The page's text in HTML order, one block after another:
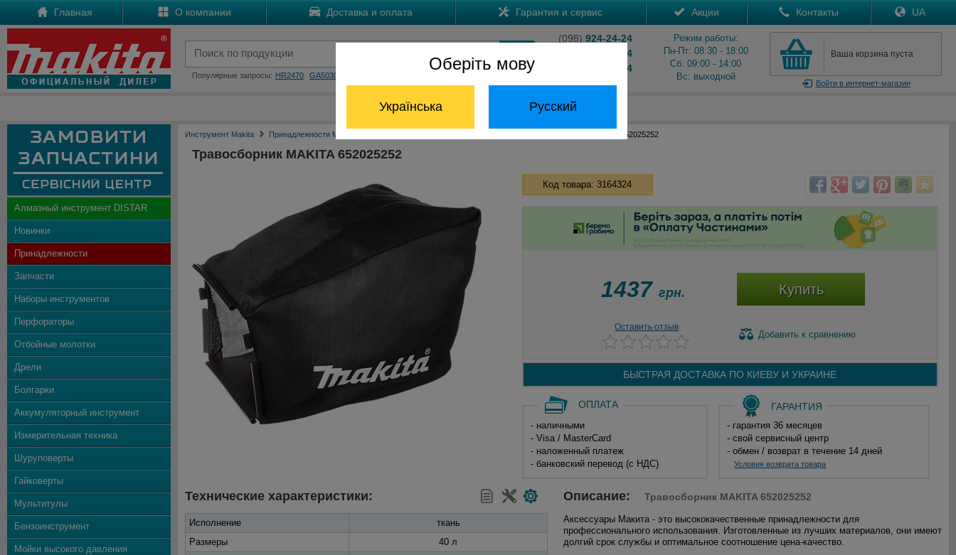
Оберіть мову
Українська Русский
Главная О компании Доставка и оплата Гарантия и сервис Акции Контакты UA
Популярные запросы: HR2470 GA5030
(098) 924-24-24
204-24-24
824-24-24
Режим работы:
Пн-Пт: 08:30 - 18:00
Сб: 09:00 - 14:00
Вс: выходной
Ваша корзина пуста
Войтив интернет-магазин
Отдел запчастей: (068) 824-24-24
Алмазный инструмент DISTAR
Новинки
Принадлежности
Запчасти
Наборы инструментов
Перфораторы
Отбойные молотки
Дрели
Болгарки
Аккумуляторный инструмент
Измерительная техника
Шуруповерты
Гайковерты
Мультитулы
Бензоинструмент
Мойки высокого давления
Инструмент Makita Принадлежности Макита Травосборник MAKITA 652025252
Травосборник MAKITA 652025252
Код товара: 3164324
1437 грн. Купить
Оставить отзыв
Добавить к сравнению
БЫСТРАЯ ДОСТАВКА ПО КИЕВУ И УКРАИНЕ
ОПЛАТА
- наличными
- Visa / MasterCard
- наложенный платеж
- банковский перевод (с НДС)
ГАРАНТИЯ
- гарантия 36 месяцев
- свой сервисный центр
- обмен / возврат в течение 14 дней
Условия возврата товара
Технические характеристики:
Исполнение
ткань
Размеры
40 л
Описание: Травосборник MAKITA 652025252
Аксессуары Макита - это высококачественные принадлежности для
профессионального использования. Изготовленные из лучших материалов, они имеют
долгий срок службы и оптимальное соотношение цена-качество.